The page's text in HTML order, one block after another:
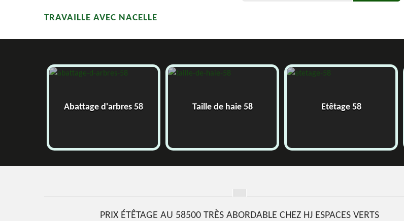
TRAVAILLE AVEC NACELLE
Abattage d'arbres 58 Taille de haie 58 Etêtage 58
PRIX ÉTÊTAGE AU 58500 TRÈS ABORDABLE CHEZ HJ ESPACES VERTS